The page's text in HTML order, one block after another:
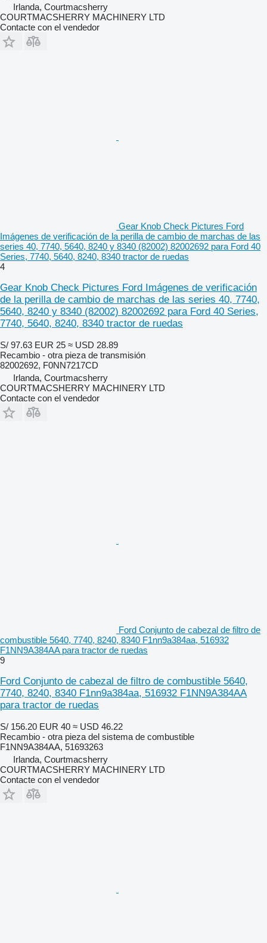
Irlanda, Courtmacsherry
COURTMACSHERRY MACHINERY LTD
Contacte con el vendedor
Gear Knob Check Pictures Ford
Imágenes de verificación de la perilla de cambio de marchas de las
series 40, 7740, 5640, 8240 y 8340 (82002) 82002692 para Ford 40
Series, 7740, 5640, 8240, 8340 tractor de ruedas
4
Gear Knob Check Pictures Ford Imágenes de verificación
de la perilla de cambio de marchas de las series 40, 7740,
5640, 8240 y 8340 (82002) 82002692 para Ford 40 Series,
7740, 5640, 8240, 8340 tractor de ruedas
S/ 97.63 EUR 25 ≈ USD 28.89
Recambio - otra pieza de transmisión
82002692, F0NN7217CD
Irlanda, Courtmacsherry
COURTMACSHERRY MACHINERY LTD
Contacte con el vendedor
Ford Conjunto de cabezal de filtro de
combustible 5640, 7740, 8240, 8340 F1nn9a384aa, 516932
F1NN9A384AA para tractor de ruedas
9
Ford Conjunto de cabezal de filtro de combustible 5640,
7740, 8240, 8340 F1nn9a384aa, 516932 F1NN9A384AA
para tractor de ruedas
S/ 156.20 EUR 40 ≈ USD 46.22
Recambio - otra pieza del sistema de combustible
F1NN9A384AA, 51693263
Irlanda, Courtmacsherry
COURTMACSHERRY MACHINERY LTD
Contacte con el vendedor